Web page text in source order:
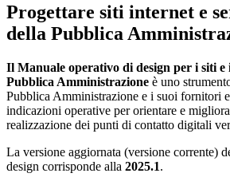
Progettare siti internet e
della Pubblica
Il Manuale operativo di design per i siti e
Pubblica Amministrazione è uno
Pubblica Amministrazione e i suoi fornitori
indicazioni operative per orientare e
realizzazione dei punti di contatto digitali
La versione aggiornata (versione corrente)
design corrisponde alla 2025.1.